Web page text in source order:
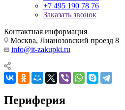
+7 495 190 78 76
Заказать звонок
Контактная информация
Москва, Лианозовский проезд 8
info@it-zakupki.ru
Периферия